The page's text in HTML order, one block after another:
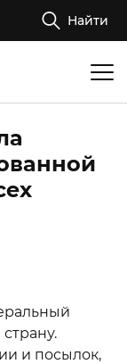
Найти
и посылок,